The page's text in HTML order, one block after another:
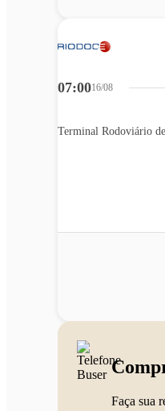
07:0016/08
Faça sua